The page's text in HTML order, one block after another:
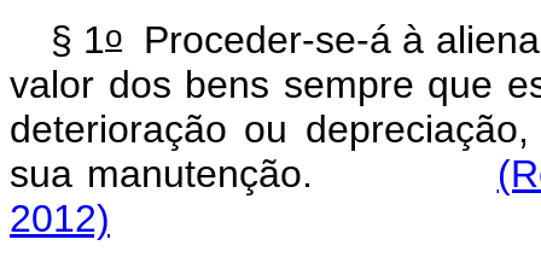
§ 1oProceder-se-á à
valor dos bens sempre que
deterioração ou
sua manutenção.
2012)